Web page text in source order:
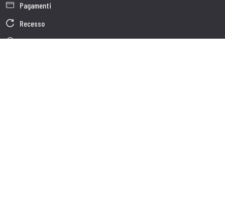
Pagamenti
Recesso
Garanzia